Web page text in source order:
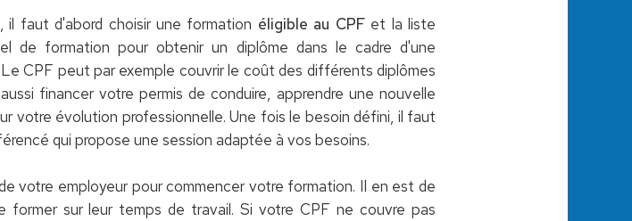
faut d'abord choisir une formation éligible au CPFet la liste
de formation pour obtenir un diplôme dans le cadre d'une
CPF peut par exemple couvrir le coût des différents diplômes
financer votre permis de conduire, apprendre une nouvelle
votre évolution professionnelle. Une fois le besoin défini, il faut
qui propose une session adaptée à vos besoins.
votre employeur pour commencer votre formation. Il en est de
former sur leur temps de travail. Si votre CPF ne couvre pas